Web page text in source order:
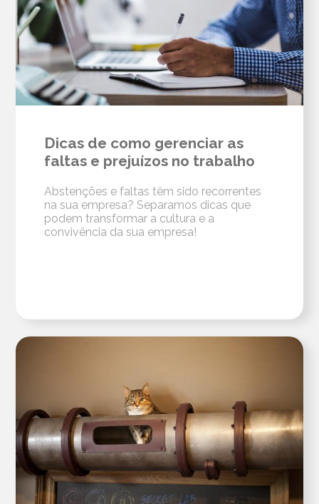
Dicas de como gerenciar as
faltas e prejuízos no trabalho
Abstenções e faltas têm sido recorrentes
na sua empresa? Separamos dicas que
podem transformar a cultura e a
convivência da sua empresa!